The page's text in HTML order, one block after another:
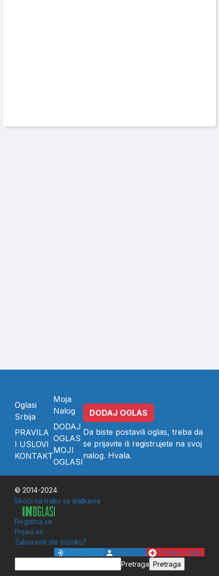
Oglasi
Srbija
PRAVILA
I USLOVI
KONTAKT
Moja
Nalog
DODAJ
OGLAS
MOJI
OGLASI
DODAJ OGLAS
Da biste postavili oglas, treba da
se prijavite ili registrujete na svoj
nalog. Hvala.
© 2014-2024
Skoči na traku sa alatkama
Registruj se
Prijavi se
Zaboravili ste lozinku?
Postavi Oglas
Pretraga